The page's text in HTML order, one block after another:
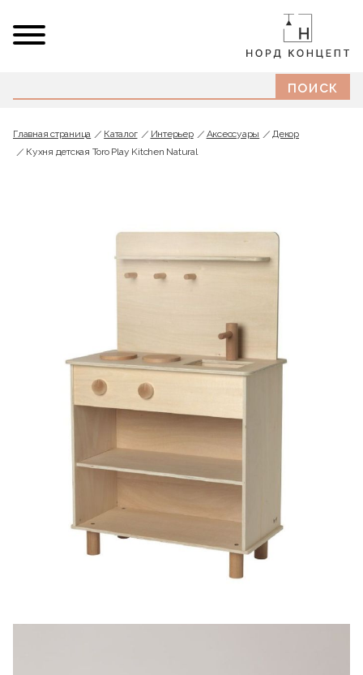
Главная страница Каталог Интерьер Аксессуары
Декор
Кухня детская Toro Play Kitchen Natural